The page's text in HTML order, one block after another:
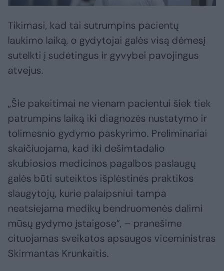
Tikimasi, kad tai sutrumpins pacientų
laukimo laiką, o gydytojai galės visą dėmesį
sutelkti į sudėtingus ir gyvybei pavojingus
atvejus.
„Šie pakeitimai ne vienam pacientui šiek tiek
patrumpins laiką iki diagnozės nustatymo ir
tolimesnio gydymo paskyrimo. Preliminariai
skaičiuojama, kad iki dešimtadalio
skubiosios medicinos pagalbos paslaugų
galės būti suteiktos išplėstinės praktikos
slaugytojų, kurie palaipsniui tampa
neatsiejama medikų bendruomenės dalimi
mūsų gydymo įstaigose“, – pranešime
cituojamas sveikatos apsaugos viceministras
Skirmantas Krunkaitis.